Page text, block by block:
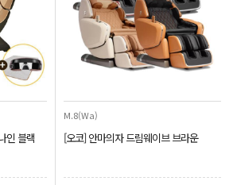
인 블랙
M.8(Wa)
[오코] 안마의자 드림웨이브 브라운